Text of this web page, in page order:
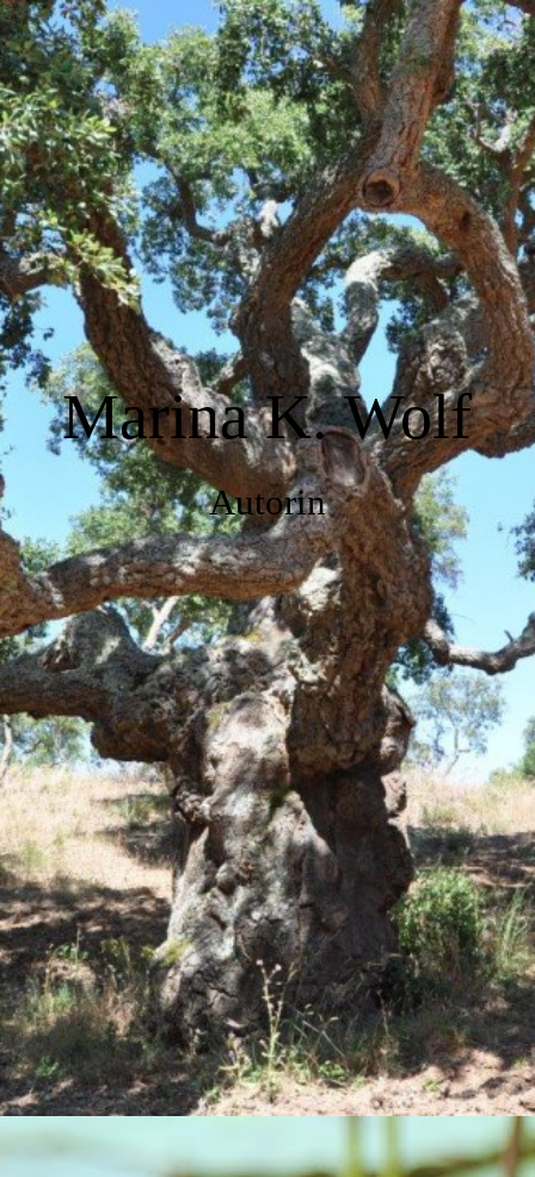
Marina K. Wolf
Autorin
Marina Wolf Autorin
Über Mich
Bücher & Projekte
Kontakt
Impressum & Urheberrecht